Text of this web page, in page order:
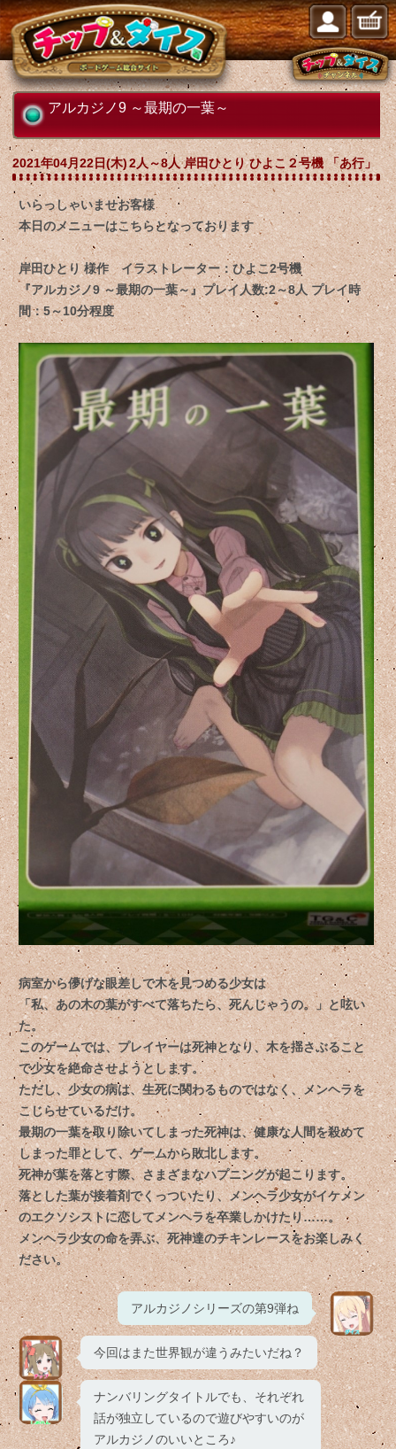
アルカジノ9 ～最期の一葉～
2021年04月22日(木)2人～8人 岸田ひとり ひよこ２号機 「あ行」
いらっしゃいませお客様
本日のメニューはこちらとなっております
岸田ひとり 様作 イラストレーター：ひよこ2号機
『アルカジノ9 ～最期の一葉～』プレイ人数:2～8人 プレイ時
間：5～10分程度
病室から儚げな眼差しで木を見つめる少女は
「私、あの木の葉がすべて落ちたら、死んじゃうの。」と呟い
た。
このゲームでは、プレイヤーは死神となり、木を揺さぶること
で少女を絶命させようとします。
ただし、少女の病は、生死に関わるものではなく、メンヘラを
こじらせているだけ。
最期の一葉を取り除いてしまった死神は、健康な人間を殺めて
しまった罪として、ゲームから敗北します。
死神が葉を落とす際、さまざまなハプニングが起こります。
落とした葉が接着剤でくっついたり、メンヘラ少女がイケメン
のエクソシストに恋してメンヘラを卒業しかけたり……。
メンヘラ少女の命を弄ぶ、死神達のチキンレースをお楽しみく
ださい。
アルカジノシリーズの第9弾ね
今回はまた世界観が違うみたいだね？
ナンバリングタイトルでも、それぞれ
話が独立しているので遊びやすいのが
アルカジノのいいところ♪